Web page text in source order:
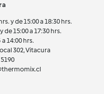
y de 15:00 a 18:30 hrs.
de 15:00 a 17:30 hrs.
14:00 hrs.
302, Vitacura